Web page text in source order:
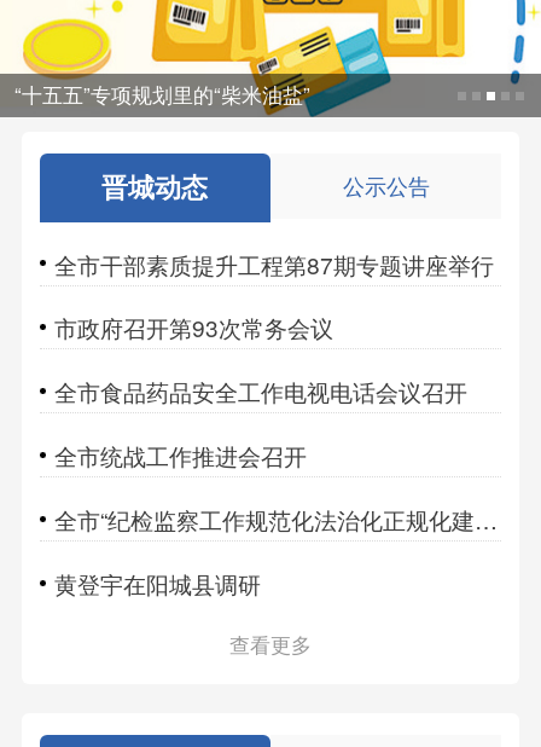
“十五五”专项规划里的“柴米油盐”
晋城动态 公示公告
全市干部素质提升工程第87期专题讲座举行
市政府召开第93次常务会议
全市食品药品安全工作电视电话会议召开
全市统战工作推进会召开
全市“纪检监察工作规范化法治化正规化建设年”行动再集中抓两年工作推进会召开
黄登宇在阳城县调研
查看更多